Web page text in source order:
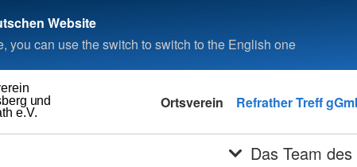
Website
you can use the switch to switch to the English one
e.V.
und Ortsverein Refrather Treff
Das Team